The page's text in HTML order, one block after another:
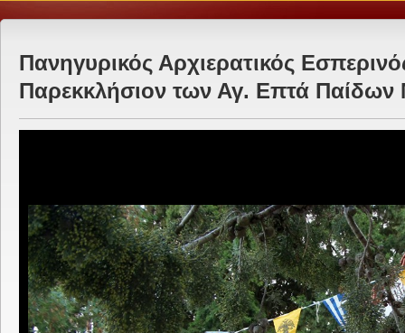
Πανηγυρικός Αρχιερατικός
Παρεκκλήσιον των Αγ. Επτά Παίδων